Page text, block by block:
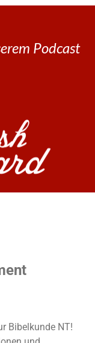
Podcast
Bibelkunde NT!